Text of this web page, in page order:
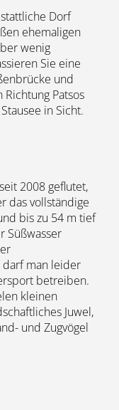
Dorf
ehemaligen
wenig
Sie eine
und
Patsos
in Sicht.
2008 geflutet,
das vollständige
bis zu 54 m tief
Süßwasser
darf man leider
betreiben.
kleinen
Juwel,
und Zugvögel